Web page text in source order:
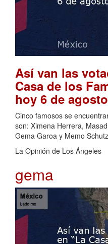
Así van las
Casa de los
hoy 6 de agosto
Cinco famosos se
son: Ximena Herrera,
Gema Garoa y Memo Schutz
La Opinión de Los Ángeles
gema